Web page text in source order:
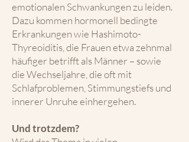
emotionalen Schwankungen zu leiden.
Dazu kommen hormonell bedingte
Erkrankungen wie Hashimoto-
Thyreoiditis, die Frauen etwa zehnmal
häufiger betrifft als Männer – sowie
die Wechseljahre, die oft mit
Schlafproblemen, Stimmungstiefs und
innerer Unruhe einhergehen.
Und trotzdem?